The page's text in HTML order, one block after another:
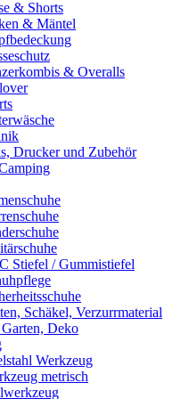
& Shorts
& Mäntel
& Overalls
Drucker und Zubehör
Stiefel / Gummistiefel
Schäkel, Verzurrmaterial
Deko
Werkzeug
metrisch